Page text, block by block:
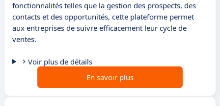
fonctionnalités telles que la gestion des prospects, des
contacts et des opportunités, cette plateforme permet
aux entreprises de suivre efficacement leur cycle de
ventes.
Voir plus de détails
En savoir plus